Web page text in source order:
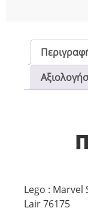
Lego :
Lair 76175